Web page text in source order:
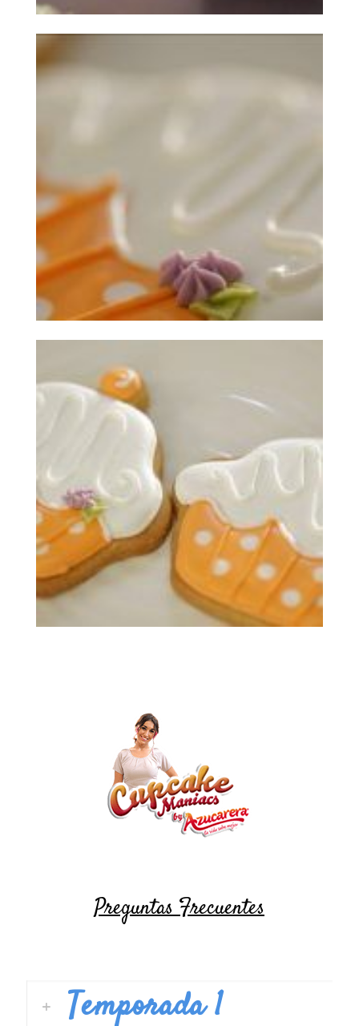
Preguntas Frecuentes
Temporada 1